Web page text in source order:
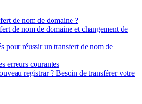
de nom de domaine ?
de nom de domaine et changement de
pour réussir un transfert de nom de
erreurs courantes
registrar ? Besoin de transférer votre